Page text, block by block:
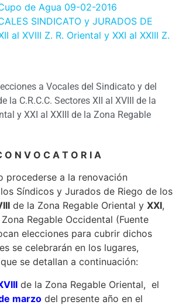
de Agua 09-02-2016
SINDICATO y JURADOS DE
al XVIII Z. R. Oriental y XXI al XXIII Z.
a Vocales del Sindicato y del
la C.R.C.C. Sectores XII al XVIII de la
y XXI al XXIII de la Zona Regable
O N V O C A T O R I A
a la renovación
Síndicos y Jurados de Riego de los
de la Zona Regable Oriental y XXI,
Regable Occidental (Fuente
elecciones para cubrir dichos
se celebrarán en los lugares,
se detallan a continuación:
de la Zona Regable Oriental, el
marzo del presente año en el